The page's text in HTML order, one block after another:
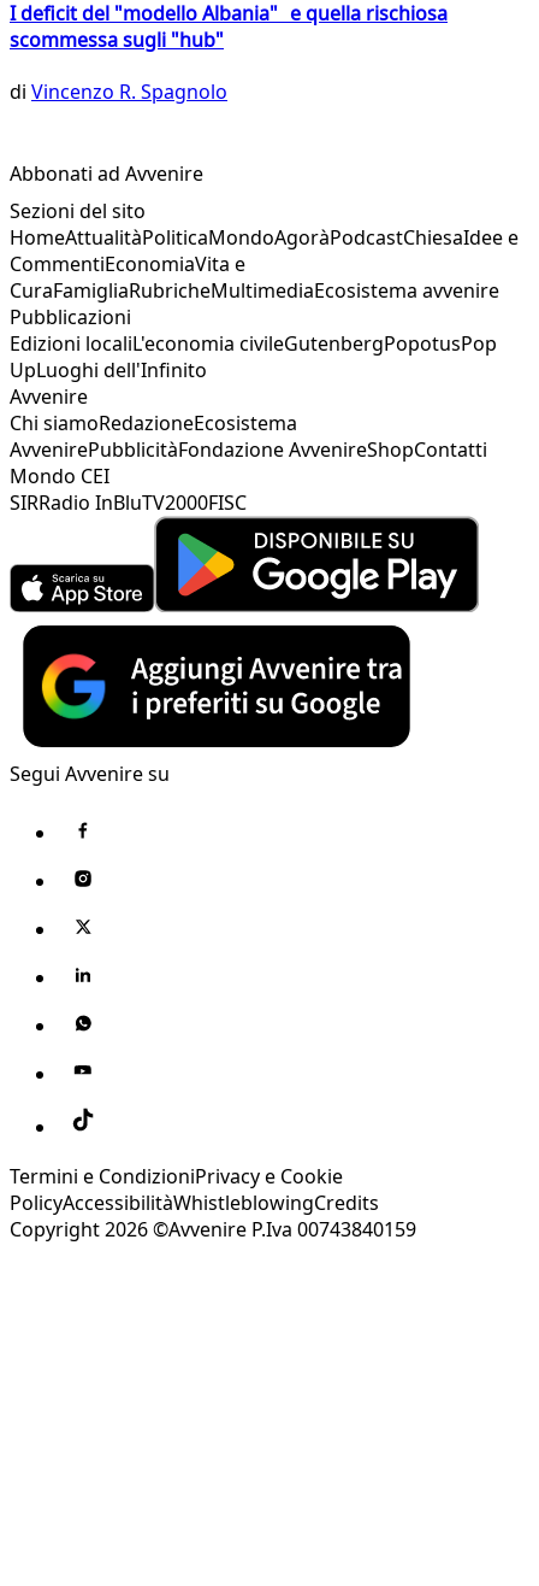
I deficit del "modello Albania" e quella rischiosa
scommessa sugli "hub"
di Vincenzo R. Spagnolo
Abbonati ad Avvenire
Sezioni del sito
HomeAttualitàPoliticaMondoAgoràPodcastChiesaIdee e
CommentiEconomiaVita e
CuraFamigliaRubricheMultimediaEcosistema avvenire
Pubblicazioni
Edizioni localiL'economia civileGutenbergPopotusPop
UpLuoghi dell'Infinito
Avvenire
Chi siamoRedazioneEcosistema
AvvenirePubblicitàFondazione AvvenireShopContatti
Mondo CEI
SIRRadio InBluTV2000FISC
Segui Avvenire su
Termini e CondizioniPrivacy e Cookie
PolicyAccessibilitàWhistleblowingCredits
Copyright 2026 ©Avvenire P.Iva 00743840159